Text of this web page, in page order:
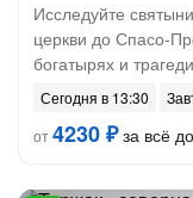
Исследуйте
церкви до Спасо-
богатырях и
Сегодня в 13:30
от4230 ₽за всё